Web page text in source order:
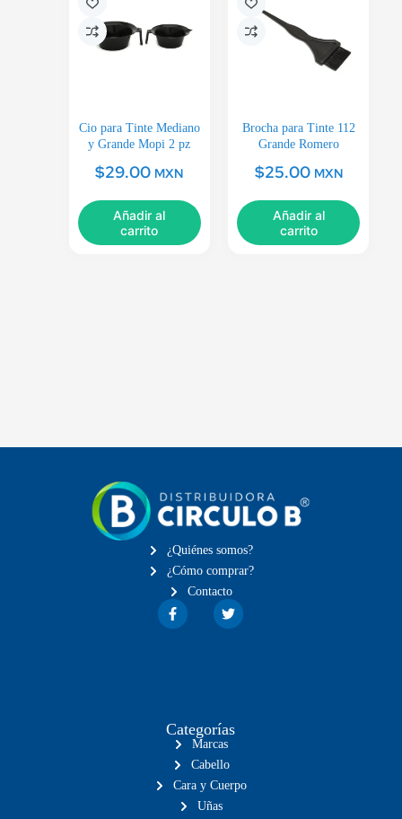
Cio para Tinte Mediano
y Grande Mopi 2 pz
$29.00 MXN
Añadir al
carrito
Brocha para Tinte 112
Grande Romero
$25.00 MXN
Añadir al
carrito
¿Quiénes somos?
¿Cómo comprar?
Contacto
Categorías
Marcas
Cabello
Cara y Cuerpo
Uñas